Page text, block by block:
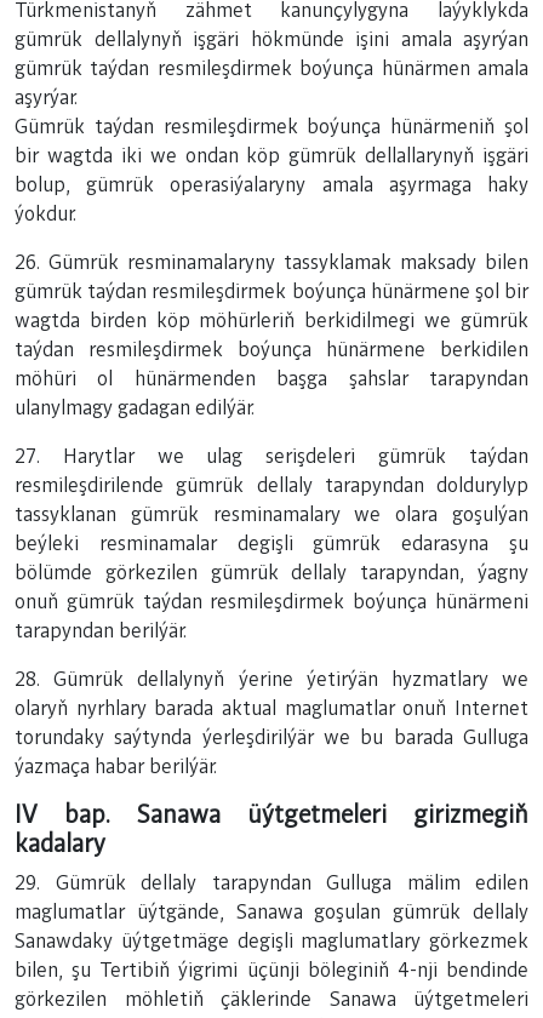
Türkmenistanyň zähmet kanunçylygyna laýyklykda
gümrük dellalynyň işgäri hökmünde işini amala aşyrýan
gümrük taýdan resmileşdirmek boýunça hünärmen amala
aşyrýar.
Gümrük taýdan resmileşdirmek boýunça hünärmeniň şol
bir wagtda iki we ondan köp gümrük dellallarynyň işgäri
bolup, gümrük operasiýalaryny amala aşyrmaga haky
ýokdur.
26. Gümrük resminamalaryny tassyklamak maksady bilen
gümrük taýdan resmileşdirmek boýunça hünärmene şol bir
wagtda birden köp möhürleriň berkidilmegi we gümrük
taýdan resmileşdirmek boýunça hünärmene berkidilen
möhüri ol hünärmenden başga şahslar tarapyndan
ulanylmagy gadagan edilýär.
27. Harytlar we ulag serişdeleri gümrük taýdan
resmileşdirilende gümrük dellaly tarapyndan doldurylyp
tassyklanan gümrük resminamalary we olara goşulýan
beýleki resminamalar degişli gümrük edarasyna şu
bölümde görkezilen gümrük dellaly tarapyndan, ýagny
onuň gümrük taýdan resmileşdirmek boýunça hünärmeni
tarapyndan berilýär.
28. Gümrük dellalynyň ýerine ýetirýän hyzmatlary we
olaryň nyrhlary barada aktual maglumatlar onuň Internet
torundaky saýtynda ýerleşdirilýär we bu barada Gulluga
ýazmaça habar berilýär.
IV bap. Sanawa üýtgetmeleri girizmegiň
kadalary
29. Gümrük dellaly tarapyndan Gulluga mälim edilen
maglumatlar üýtgände, Sanawa goşulan gümrük dellaly
Sanawdaky üýtgetmäge degişli maglumatlary görkezmek
bilen, şu Tertibiň ýigrimi üçünji böleginiň 4-nji bendinde
görkezilen möhletiň çäklerinde Sanawa üýtgetmeleri